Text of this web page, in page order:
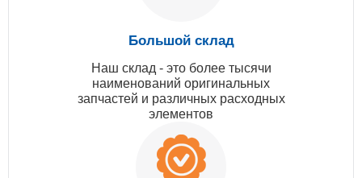
Большой склад
Наш склад - это более тысячи
наименований оригинальных
запчастей и различных расходных
элементов